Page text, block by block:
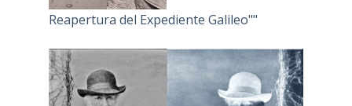
Reapertura del Expediente Galileo""